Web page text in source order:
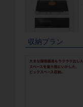
収納プラン